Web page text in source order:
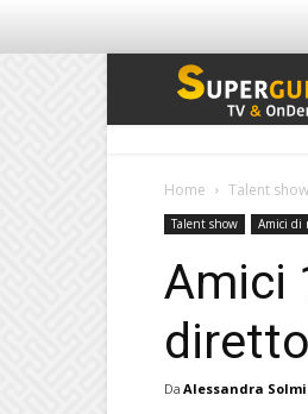
Home Talent show
Talent show Amici di
Amici
Da Alessandra Solmi